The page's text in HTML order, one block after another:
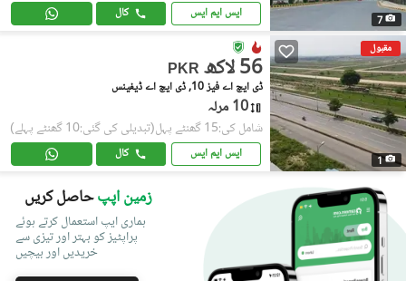
7 ایس ایم ایس کال
مقبول
1
PKR 56 لاکھ
ڈی ایچ اے فیز 10, ڈی ایچ اے ڈیفینس
10 مرلہ
شامل کی:15 گھنٹے پہل (تبدیلی کی گئی:10 گھنٹے پہلے)
ایس ایم ایس کال
زمین اپپحاصل کریں
ہماری ایپ استعمال کرتے ہوئے
پراپٹیز کو بہتر اور تیزی سے
خریدیں اور بیچیں